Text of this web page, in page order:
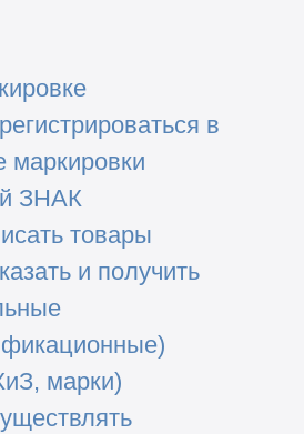
в
маркировки
ЗНАК
товары
и получить
марки)